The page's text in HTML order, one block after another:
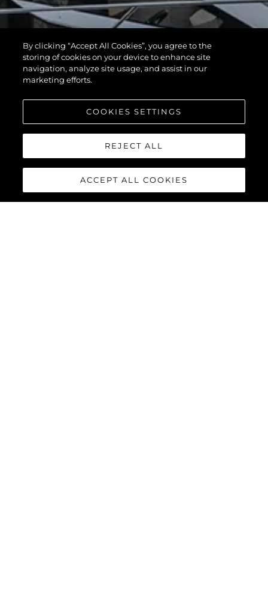
By clicking “Accept All Cookies”, you agree to the
storing of cookies on your device to enhance site
navigation, analyze site usage, and assist in our
marketing efforts.
COOKIES SETTINGS
REJECT ALL
ACCEPT ALL COOKIES